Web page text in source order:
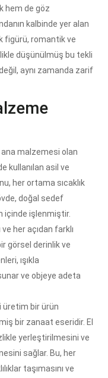
hem de göz
kalbinde yer alan
figürü, romantik ve
düşünülmüş bu tekli
aynı zamanda zarif
ana malzemesi olan
kullanılan asil ve
her ortama sıcaklık
doğal sedef
içinde işlenmiştir.
her açıdan farklı
görsel derinlik ve
ışıkla
ve objeye adeta
üretim bir ürün
bir zanaat eseridir. El
yerleştirilmesini ve
sağlar. Bu, her
taşımasını ve